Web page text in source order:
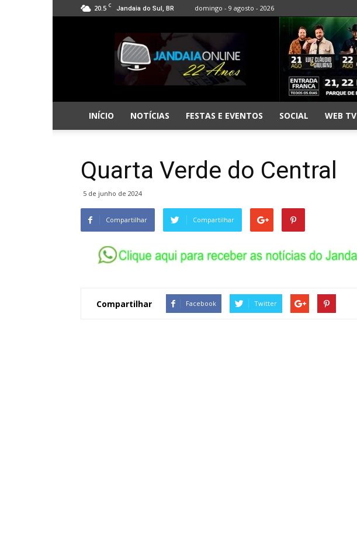
20.5 C Jandaia do Sul, BR domingo - 9 agosto - 2026
Jandaia
Online
INÍCIO NOTÍCIAS FESTAS E EVENTOS SOCIAL WEB TV
Quarta Verde do Central
5 de junho de 2024
Compartilhar Compartilhar
Compartilhar Facebook Twitter